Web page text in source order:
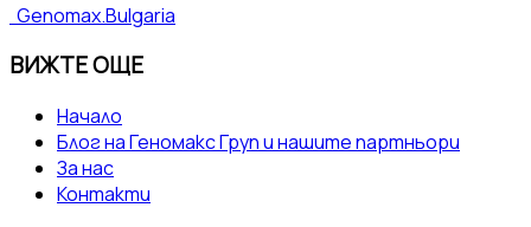
Genomax.Bulgaria
ВИЖТЕ ОЩЕ
Начало
Блог на Геномакс Груп и нашите партньори
За нас
Контакти